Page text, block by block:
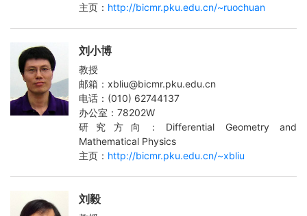
主页： http://bicmr.pku.edu.cn/~ruochuan
刘小博
教授
邮箱：xbliu@bicmr.pku.edu.cn
电话：(010) 62744137
办公室：78202W
研究方向：Differential Geometry and
Mathematical Physics
主页： http://bicmr.pku.edu.cn/~xbliu
刘毅